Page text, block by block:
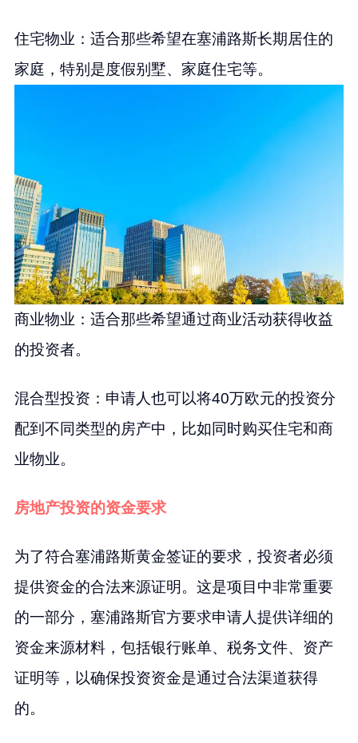
住宅物业：适合那些希望在塞浦路斯长期居住的
家庭，特别是度假别墅、家庭住宅等。
商业物业：适合那些希望通过商业活动获得收益
的投资者。
混合型投资：申请人也可以将40万欧元的投资分
配到不同类型的房产中，比如同时购买住宅和商
业物业。
房地产投资的资金要求
为了符合塞浦路斯黄金签证的要求，投资者必须
提供资金的合法来源证明。这是项目中非常重要
的一部分，塞浦路斯官方要求申请人提供详细的
资金来源材料，包括银行账单、税务文件、资产
证明等，以确保投资资金是通过合法渠道获得
的。